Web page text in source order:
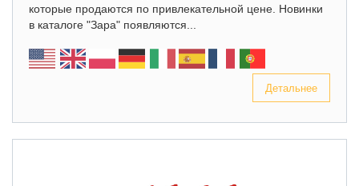
которые продаются по привлекательной цене. Новинки
в каталоге "Зара" появляются...
Детальнее